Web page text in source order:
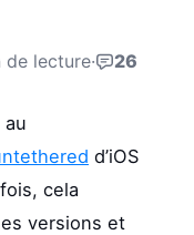
de lecture· 26
d’iOS
cela
versions et